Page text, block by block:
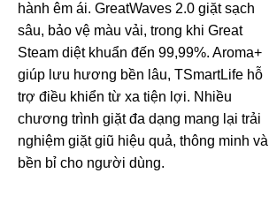
hành êm ái. GreatWaves 2.0 giặt sạch
sâu, bảo vệ màu vải, trong khi Great
Steam diệt khuẩn đến 99,99%. Aroma+
giúp lưu hương bền lâu, TSmartLife hỗ
trợ điều khiển từ xa tiện lợi. Nhiều
chương trình giặt đa dạng mang lại trải
nghiệm giặt giũ hiệu quả, thông minh và
bền bỉ cho người dùng.